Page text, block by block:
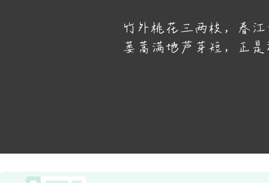
竹外桃花三两枝，春
蒌蒿满地芦芽短，正